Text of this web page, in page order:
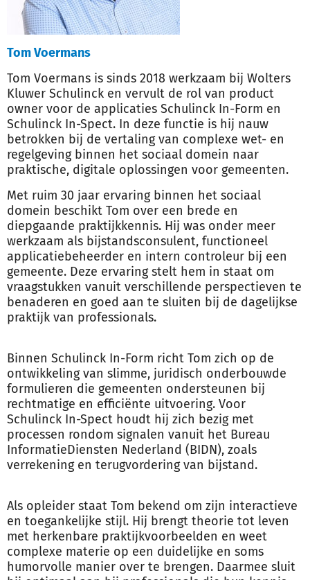
Tom Voermans
Tom Voermans is sinds 2018 werkzaam bij Wolters
Kluwer Schulinck en vervult de rol van product
owner voor de applicaties Schulinck In-Form en
Schulinck In-Spect. In deze functie is hij nauw
betrokken bij de vertaling van complexe wet- en
regelgeving binnen het sociaal domein naar
praktische, digitale oplossingen voor gemeenten.
Met ruim 30 jaar ervaring binnen het sociaal
domein beschikt Tom over een brede en
diepgaande praktijkkennis. Hij was onder meer
werkzaam als bijstandsconsulent, functioneel
applicatiebeheerder en intern controleur bij een
gemeente. Deze ervaring stelt hem in staat om
vraagstukken vanuit verschillende perspectieven te
benaderen en goed aan te sluiten bij de dagelijkse
praktijk van professionals.
Binnen Schulinck In-Form richt Tom zich op de
ontwikkeling van slimme, juridisch onderbouwde
formulieren die gemeenten ondersteunen bij
rechtmatige en efficiënte uitvoering. Voor
Schulinck In-Spect houdt hij zich bezig met
processen rondom signalen vanuit het Bureau
InformatieDiensten Nederland (BIDN), zoals
verrekening en terugvordering van bijstand.
Als opleider staat Tom bekend om zijn interactieve
en toegankelijke stijl. Hij brengt theorie tot leven
met herkenbare praktijkvoorbeelden en weet
complexe materie op een duidelijke en soms
humorvolle manier over te brengen. Daarmee sluit